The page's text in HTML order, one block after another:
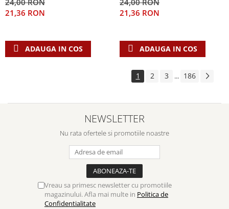
24,00 RON
21,36 RON
ADAUGA IN COS
24,00 RON
21,36 RON
ADAUGA IN COS
1 2 3 ... 186
NEWSLETTER
Nu rata ofertele si promotiile noastre
Vreau sa primesc newsletter cu promotiile
magazinului. Afla mai multe in Politica de
Confidentialitate